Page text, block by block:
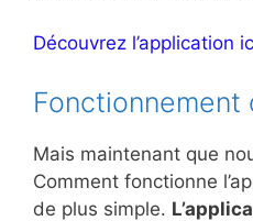
Découvrez l’application
Fonctionnement
Mais maintenant que
Comment fonctionne
de plus simple.